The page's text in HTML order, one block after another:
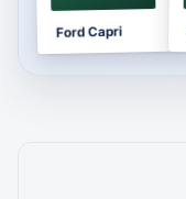
Ford Capri